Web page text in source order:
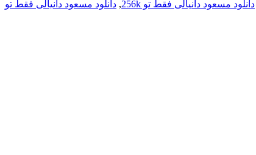
دانلود مسعود دانیالی فقط تو 256k , دانلود مسعود دانیالی فقط تو